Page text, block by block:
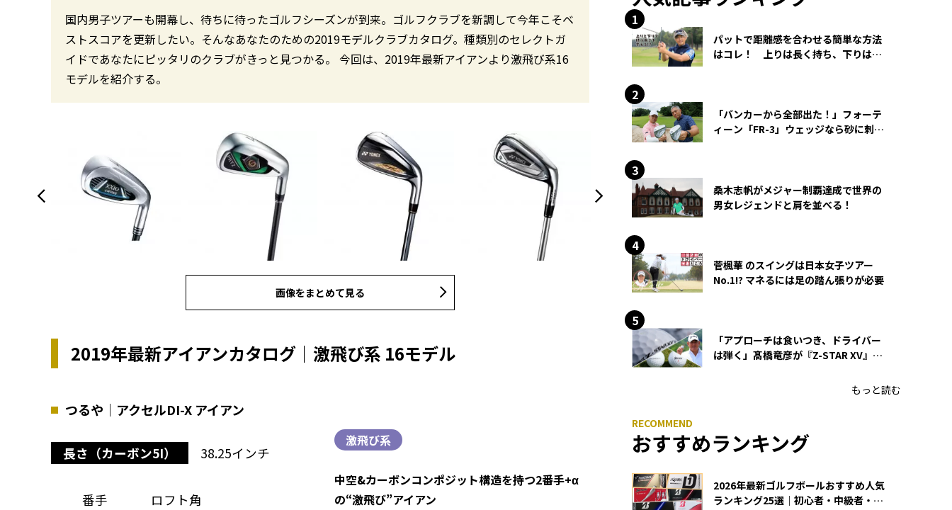
国内男子ツアーも開幕し、待ちに待ったゴルフシーズンが到来。ゴルフクラブを新調して今年こそベ
ストスコアを更新したい。そんなあなたのための2019モデルクラブカタログ。種類別のセレクトガ
イドであなたにピッタリのクラブがきっと見つかる。 今回は、2019年最新アイアンより激飛び系16
モデルを紹介する。
画像をまとめて見る
2019年最新アイアンカタログ｜激飛び系 16モデル
つるや｜アクセルDI-X アイアン
激飛び系
中空&カーボンコンポジット構造を持つ2番手+α
の“激飛び”アイアン
長さ（カーボン5I） 38.25インチ
番手
ロフト角
パットで距離感を合わせる簡単な方法
はコレ！ 上りは長く持ち、下りは短
「バンカーから全部出た！」フォーテ
ィーン「FR-3」ウェッジなら砂に刺さ
桑木志帆がメジャー制覇達成で世界の
男女レジェンドと肩を並べる！
菅楓華 のスイングは日本女子ツアー
No.1!? マネるには足の踏ん張りが必要
「アプローチは食いつき、ドライバー
は弾く」髙橋竜彦が『Z-STAR XV』を
もっと読む
おすすめランキング
2026年最新ゴルフボールおすすめ人気
ランキング25選｜初心者・中級者・上